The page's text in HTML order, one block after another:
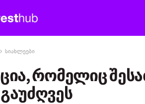
სიახლეები
რომელიც